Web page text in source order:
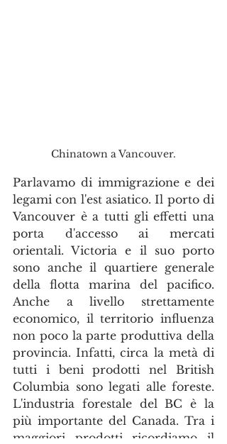
Chinatown a Vancouver.
Parlavamo di immigrazione e dei
legami con l'est asiatico. Il porto di
Vancouver è a tutti gli effetti una
porta d'accesso ai mercati
orientali. Victoria e il suo porto
sono anche il quartiere generale
della flotta marina del pacifico.
Anche a livello strettamente
economico, il territorio influenza
non poco la parte produttiva della
provincia. Infatti, circa la metà di
tutti i beni prodotti nel British
Columbia sono legati alle foreste.
L'industria forestale del BC è la
più importante del Canada. Tra i
maggiori prodotti ricordiamo il